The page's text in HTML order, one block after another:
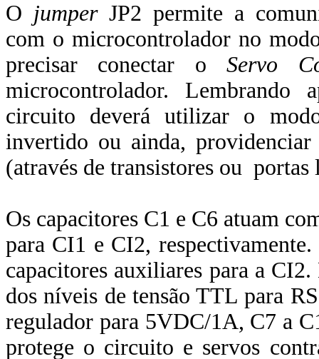
O jumperJP2 permite a
com o microcontrolador no
precisar conectar oServo
microcontrolador. Lembrando
circuito deverá utilizar o
invertido ou ainda,
(através de transistores ou
Os capacitores C1 e C6 atuam
para CI1 e CI2,
capacitores auxiliares para a CI2.
dos níveis de tensão TTL para
regulador para 5VDC/1A, C7 a
protege o circuito e servos